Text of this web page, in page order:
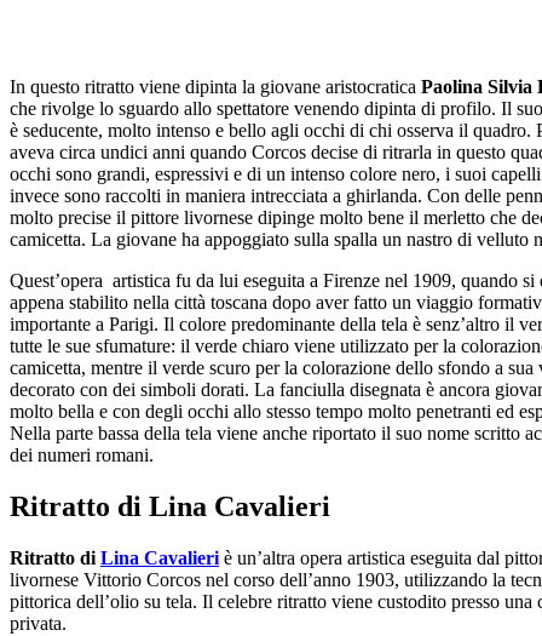
In questo ritratto viene dipinta la giovane aristocratica Paolina Silvia
che rivolge lo sguardo allo spettatore venendo dipinta di profilo. Il
è seducente, molto intenso e bello agli occhi di chi osserva il quadro.
aveva circa undici anni quando Corcos decise di ritrarla in questo
occhi sono grandi, espressivi e di un intenso colore nero, i suoi
invece sono raccolti in maniera intrecciata a ghirlanda. Con delle
molto precise il pittore livornese dipinge molto bene il merletto che
camicetta. La giovane ha appoggiato sulla spalla un nastro di velluto
Quest’opera artistica fu da lui eseguita a Firenze nel 1909, quando si
appena stabilito nella città toscana dopo aver fatto un viaggio
importante a Parigi. Il colore predominante della tela è senz’altro il
tutte le sue sfumature: il verde chiaro viene utilizzato per la
camicetta, mentre il verde scuro per la colorazione dello sfondo a sua
decorato con dei simboli dorati. La fanciulla disegnata è ancora
molto bella e con degli occhi allo stesso tempo molto penetranti ed
Nella parte bassa della tela viene anche riportato il suo nome scritto
dei numeri romani.
Ritratto di Lina Cavalieri
Ritratto di Lina Cavalieri è un’altra opera artistica eseguita dal
livornese Vittorio Corcos nel corso dell’anno 1903, utilizzando la
pittorica dell’olio su tela. Il celebre ritratto viene custodito presso una
privata.